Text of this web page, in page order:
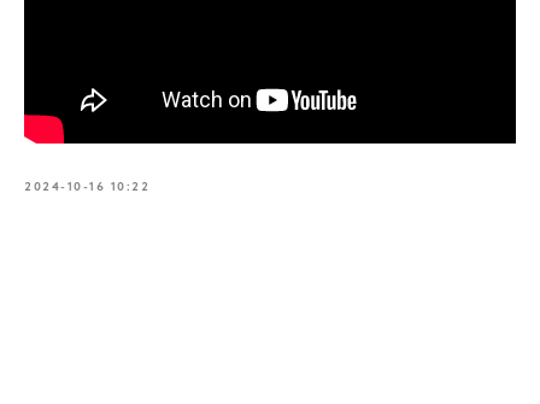
2024-10-16 10:22